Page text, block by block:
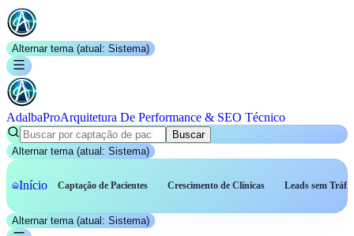
Alternar tema (atual: Sistema)
AdalbaProArquitetura De Performance & SEO Técnico
Buscar
Alternar tema (atual: Sistema)
Início Captação de Pacientes Crescimento de Clínicas Leads sem
Alternar tema (atual: Sistema)